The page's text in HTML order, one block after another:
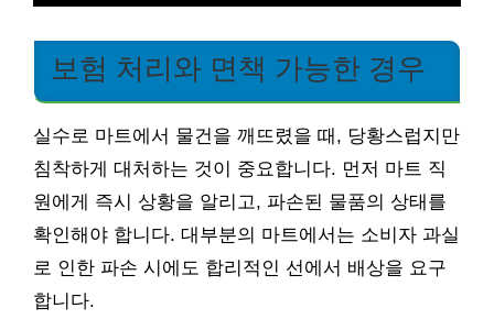
보험 처리와 면책 가능한 경우
실수로 마트에서 물건을 깨뜨렸을 때, 당황스럽지만
침착하게 대처하는 것이 중요합니다. 먼저 마트 직
원에게 즉시 상황을 알리고, 파손된 물품의 상태를
확인해야 합니다. 대부분의 마트에서는 소비자 과실
로 인한 파손 시에도 합리적인 선에서 배상을 요구
합니다.